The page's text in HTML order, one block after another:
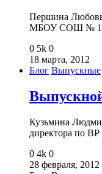
Першина Любовь
МБОУ СОШ №
0 5k 0
18 марта, 2012
Блог Выпускные
Кузьмина
директора по
0 4k 0
28 февраля, 2012